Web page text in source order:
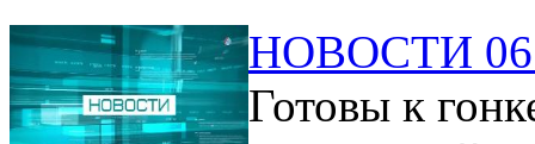
НОВОСТИ
Готовы к